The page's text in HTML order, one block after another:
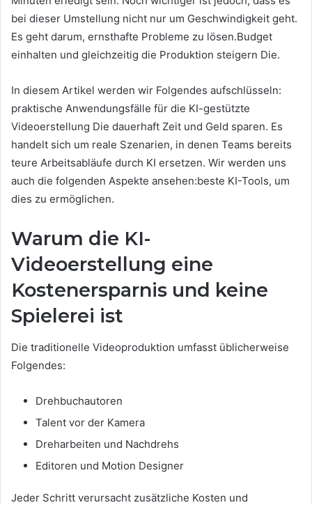
bei dieser Umstellung nicht nur um Geschwindigkeit geht.
Es geht darum, ernsthafte Probleme zu lösen.Budget
einhalten und gleichzeitig die Produktion steigern Die.
In diesem Artikel werden wir Folgendes aufschlüsseln:
praktische Anwendungsfälle für die KI-gestützte
Videoerstellung Die dauerhaft Zeit und Geld sparen. Es
handelt sich um reale Szenarien, in denen Teams bereits
teure Arbeitsabläufe durch KI ersetzen. Wir werden uns
auch die folgenden Aspekte ansehen:beste KI-Tools, um
dies zu ermöglichen.
Warum die KI-
Videoerstellung eine
Kostenersparnis und keine
Spielerei ist
Die traditionelle Videoproduktion umfasst üblicherweise
Folgendes:
Drehbuchautoren
Talent vor der Kamera
Dreharbeiten und Nachdrehs
Editoren und Motion Designer
Jeder Schritt verursacht zusätzliche Kosten und